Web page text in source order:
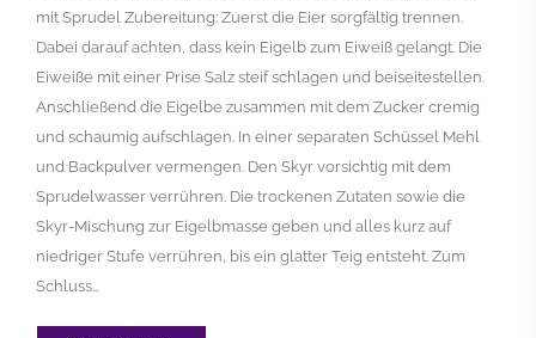
mit Sprudel Zubereitung: Zuerst die Eier sorgfältig trennen.
Dabei darauf achten, dass kein Eigelb zum Eiweiß gelangt. Die
Eiweiße mit einer Prise Salz steif schlagen und beiseitestellen.
Anschließend die Eigelbe zusammen mit dem Zucker cremig
und schaumig aufschlagen. In einer separaten Schüssel Mehl
und Backpulver vermengen. Den Skyr vorsichtig mit dem
Sprudelwasser verrühren. Die trockenen Zutaten sowie die
Skyr-Mischung zur Eigelbmasse geben und alles kurz auf
niedriger Stufe verrühren, bis ein glatter Teig entsteht. Zum
Schluss…